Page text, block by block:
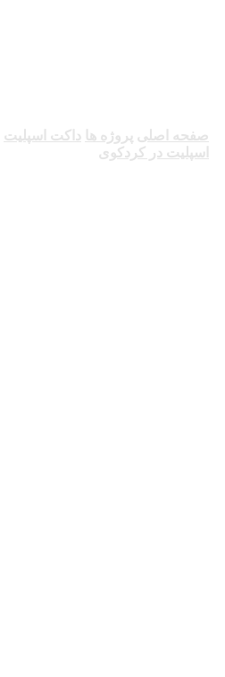
صفحه اصلی پروژه ها داکت اسپلیت
اسپلیت در کردکوی